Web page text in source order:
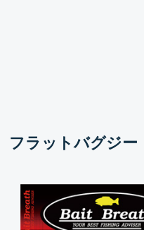
フラットバグジー